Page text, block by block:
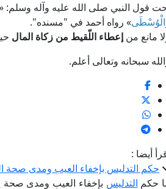
قول النبي صلى الله عليه وآله وسلم:
» رواه أحمد في "مسنده".
مانع من إعطاء اللّقيط من زكاة المال
سبحانه وتعالى أعلم.
أيضا :
حكم التدليس بإخفاء العيب ومدى صحة
حكم التدليس بإخفاء العيب ومدى صحة